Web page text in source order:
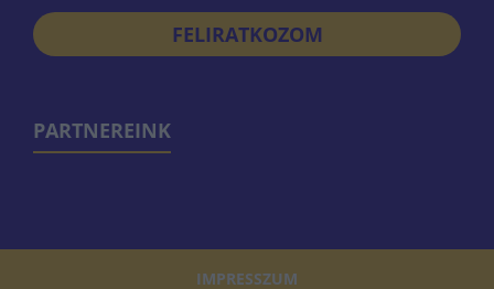
FELIRATKOZOM
PARTNEREINK
IMPRESSZUM